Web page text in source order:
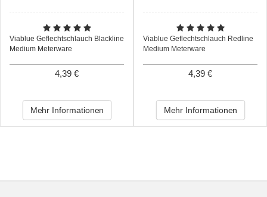
Viablue Geflechtschlauch Blackline
Medium Meterware
4,39 €
Mehr Informationen
Viablue Geflechtschlauch Redline
Medium Meterware
4,39 €
Mehr Informationen